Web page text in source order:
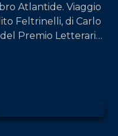
Atlantide. Viaggio
Feltrinelli, di Carlo
Premio Letterario